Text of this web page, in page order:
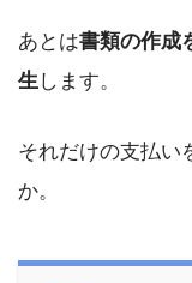
あとは書類の作成
生します。
それだけの支払い
か。